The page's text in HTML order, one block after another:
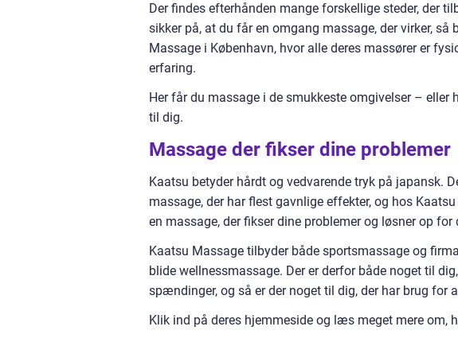
Der findes efterhånden mange forskellige steder, der
sikker på, at du får en omgang massage, der virker,
Massage i København, hvor alle deres massører er
erfaring.
Her får du massage i de smukkeste omgivelser – eller
til dig.
Massage der fikser dine problemer
Kaatsu betyder hårdt og vedvarende tryk på japansk.
massage, der har flest gavnlige effekter, og hos
en massage, der fikser dine problemer og løsner op
Kaatsu Massage tilbyder både sportsmassage og
blide wellnessmassage. Der er derfor både noget til
spændinger, og så er der noget til dig, der har brug for
Klik ind på deres hjemmeside og læs meget mere om,